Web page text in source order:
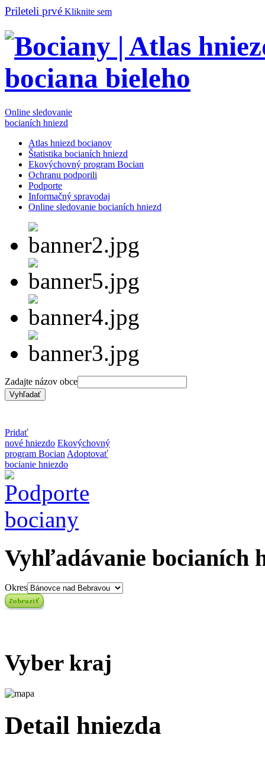
Prileteli prvé Kliknite sem
Online sledovanie
bocianích hniezd
Atlas hniezd bocianov
Štatistika bocianích hniezd
Ekovýchovný program Bocian
Ochranu podporili
Podporte
Informačný spravodaj
Online sledovanie bocianích hniezd
Zadajte názov obce
Pridať
nové hniezdo Ekovýchovný
program Bocian Adoptovať
bocianie hniezdo
Vyhľadávanie bocianích
Okres
Vyber kraj
Detail hniezda